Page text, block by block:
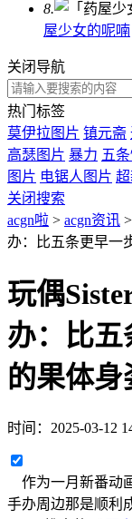
8.
屋少女的呢喃
关闭导航
热门标签
莫伊拉图片 镇元斋
高瑟图片 暴力 五
图片 电锯人图片
关闭搜索
acgn啦 > acgn资讯 >
办：比五条更早一
玩偶
办：比
的果体身
时间： 2025-03-12
作为一月新番动
手办周边那是顺利